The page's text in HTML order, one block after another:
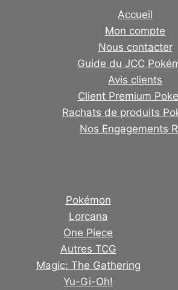
Accueil
Mon compte
Nous contacter
Guide du JCC
Avis clients
Client Premium
Rachats de produits
Nos Engagements
Pokémon
Lorcana
One Piece
Autres TCG
Magic: The Gathering
Yu-Gi-Oh!